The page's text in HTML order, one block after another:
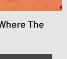
The